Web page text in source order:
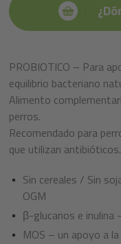
PROBIOTICO – Para
equilibrio bacteriano
Alimento
perros.
Recomendado para
que utilizan antibióticos.
Sin cereales / Sin
OGM
β-glucanos e inulina
MOS – un apoyo a